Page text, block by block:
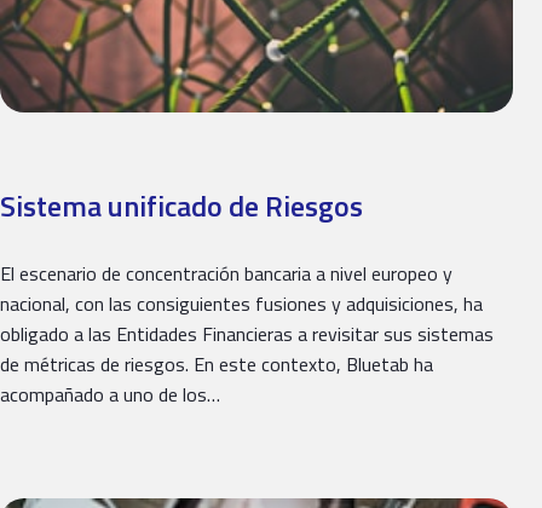
Sistema unificado de Riesgos
El escenario de concentración bancaria a nivel europeo y
nacional, con las consiguientes fusiones y adquisiciones, ha
obligado a las Entidades Financieras a revisitar sus sistemas
de métricas de riesgos. En este contexto, Bluetab ha
acompañado a uno de los…